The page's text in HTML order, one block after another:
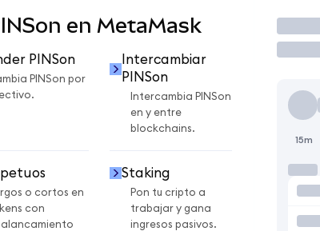
en MetaMask
PINSon
PINSon por
Intercambiar
PINSon
Intercambia PINSon
en y entre
blockchains.
o cortos en
con
Staking
Pon tu cripto a
trabajar y gana
ingresos pasivos.
15m